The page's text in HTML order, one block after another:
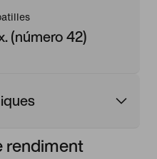
(número 42)
rendiment